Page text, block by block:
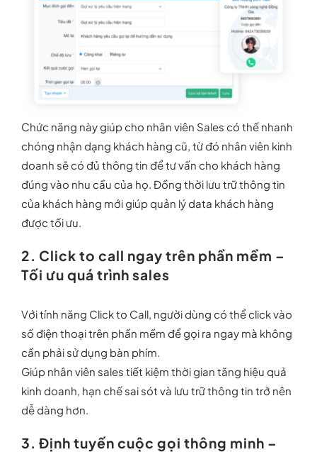
Chức năng này giúp cho nhân viên Sales có thế nhanh
chóng nhận dạng khách hàng cũ, từ đó nhân viên kinh
doanh sẽ có đủ thông tin để tư vấn cho khách hàng
đúng vào nhu cầu của họ. Đồng thời lưu trữ thông tin
của khách hàng mới giúp quản lý data khách hàng
được tối ưu.
2. Click to call ngay trên phần mềm –
Tối ưu quá trình sales
Với tính năng Click to Call, người dùng có thể click vào
số điện thoại trên phần mềm để gọi ra ngay mà không
cần phải sử dụng bàn phím.
Giúp nhân viên sales tiết kiệm thời gian tăng hiệu quả
kinh doanh, hạn chế sai sót và lưu trữ thông tin trở nên
dễ dàng hơn.
3. Định tuyến cuộc gọi thông minh –